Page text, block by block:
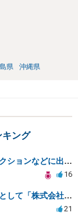
県 沖縄県
キング
ブランド物の靴やバッグを修理してオークションなどに出品したりすることは商標権の侵害にあたりますか？
16
個人webサービスでの利用規約の書き方として「株式会社○○（以下当社）」と違う表現はありますか？
21